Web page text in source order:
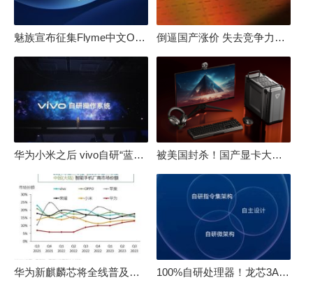
魅族宣布征集Flyme中文OS名：要像鸿蒙、澎湃一样响亮 倒逼国产涨价 失去竞争力！三星要减产50%：SSD必须涨价
华为小米之后 vivo自研“蓝河”操作系统重磅发布 被美国封杀！国产显卡大厂：中国GPU不存在至暗时刻
华为新麒麟芯将全线普及！高中低端全面采用 改写竞争格局 100%自研处理器！龙芯3A6000评测：与10代酷睿互有胜负